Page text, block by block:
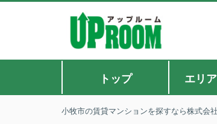
トップ エリ
小牧市の賃貸マンションを探すなら株式会